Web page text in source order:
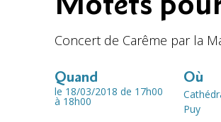
Concert de Carême par la
Quand
le 18/03/2018 de 17h00
à 18h00
Où
Puy